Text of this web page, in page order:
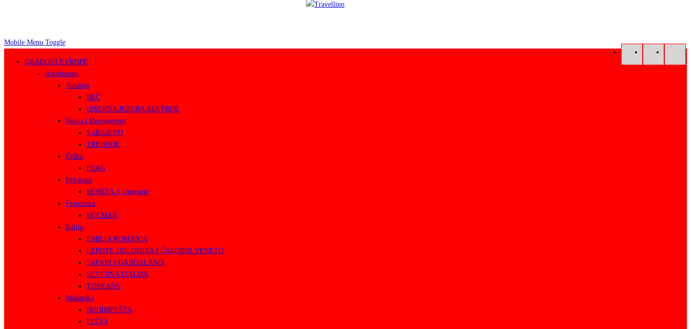
Mobile Menu Toggle
GRADOVI EVROPE
Autobusom
Austrija
BEČ
BISERNA JEZERA AUSTRIJE
Bosna i Hercegovina
SARAJEVO
TREBINJE
Češka
PRAG
Hrvatska
KORČULA letovanje
Francuska
KOLMAR
Italija
EMILIA ROMANJA
LEPOTE DOLOMITA I ČAROBNI VENETO
SAFARI I GARDALAND
SEVERNA ITALIJA
TOSKANA
Mađarska
BUDIMPEŠTA
PEČUJ